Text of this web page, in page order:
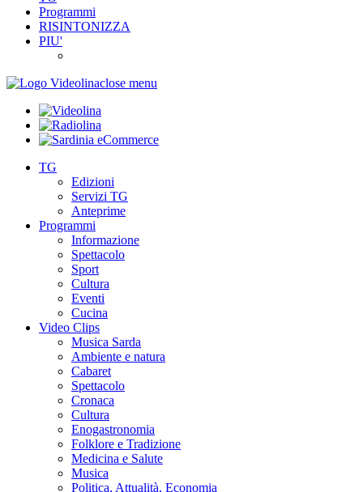
Programmi
RISINTONIZZA
PIU'
close menu
TG
Edizioni
Servizi TG
Anteprime
Programmi
Informazione
Spettacolo
Sport
Cultura
Eventi
Cucina
Video Clips
Musica Sarda
Ambiente e natura
Cabaret
Spettacolo
Cronaca
Cultura
Enogastronomia
Folklore e Tradizione
Medicina e Salute
Musica
Politica, Attualità, Economia